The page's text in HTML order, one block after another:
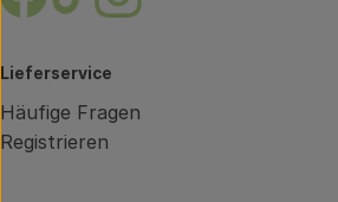
Lieferservice
Häufige Fragen
Registrieren